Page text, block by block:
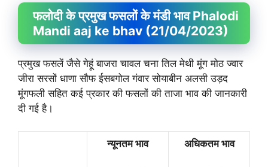
फलोदी के प्रमुख फसलों के मंडी भाव Phalodi
Mandi aaj ke bhav (21/04/2023)
प्रमुख फसलें जैसे गेहूं बाजरा चावल चना तिल मेथी मूंग मोठ ज्वार
जीरा सरसों धाणा सौफ ईसबगोल गंवार सोयाबीन अलसी उड़द
मूंगफली सहित कई प्रकार की फसलों की ताजा भाव की जानकारी
दी गई है।
न्यूनतम भाव अधिकतम भाव